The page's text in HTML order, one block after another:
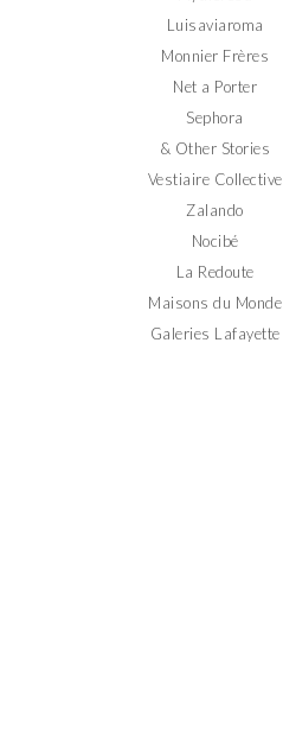
Luisaviaroma
Monnier Frères
Net a Porter
Sephora
& Other Stories
Vestiaire Collective
Zalando
Nocibé
La Redoute
Maisons du Monde
Galeries Lafayette